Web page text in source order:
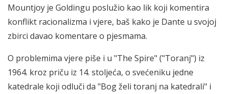
Mountjoy je Goldingu poslužio kao lik koji komentira
konflikt racionalizma i vjere, baš kako je Dante u svojoj
zbirci davao komentare o pjesmama.
O problemima vjere piše i u "The Spire" ("Toranj") iz
1964. kroz priču iz 14. stoljeća, o svećeniku jedne
katedrale koji odluči da "Bog želi toranj na katedrali" i